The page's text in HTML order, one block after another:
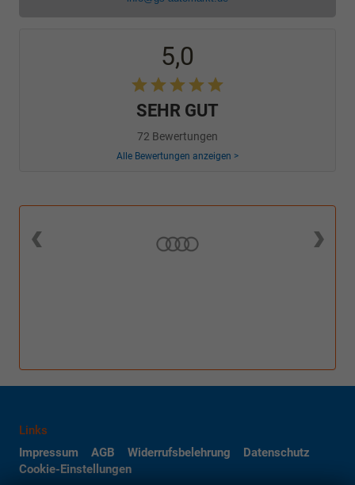
5,0
SEHR GUT
72 Bewertungen
Alle Bewertungen anzeigen >
Links
Impressum
AGB Widerrufsbelehrung
Datenschutz
Cookie-Einstellungen